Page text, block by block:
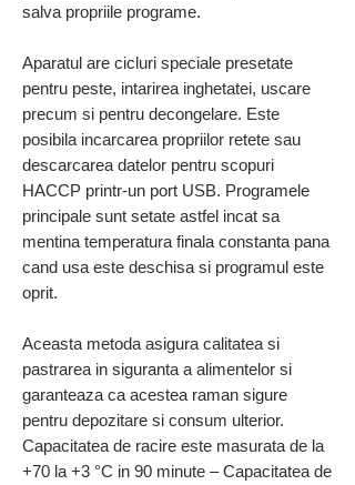
salva propriile programe.
Aparatul are cicluri speciale presetate
pentru peste, intarirea inghetatei, uscare
precum si pentru decongelare. Este
posibila incarcarea propriilor retete sau
descarcarea datelor pentru scopuri
HACCP printr-un port USB. Programele
principale sunt setate astfel incat sa
mentina temperatura finala constanta pana
cand usa este deschisa si programul este
oprit.
Aceasta metoda asigura calitatea si
pastrarea in siguranta a alimentelor si
garanteaza ca acestea raman sigure
pentru depozitare si consum ulterior.
Capacitatea de racire este masurata de la
+70 la +3 °C in 90 minute – Capacitatea de